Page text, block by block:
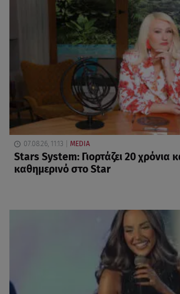
07.08.26, 11:13 MEDIA
Stars System: Γιορτάζει 20 χρόνια
καθημερινό στο Star